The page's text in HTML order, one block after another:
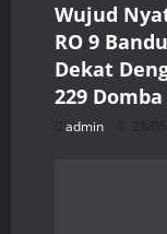
Wujud
RO 9
Dekat
229 Domba
admin 28/